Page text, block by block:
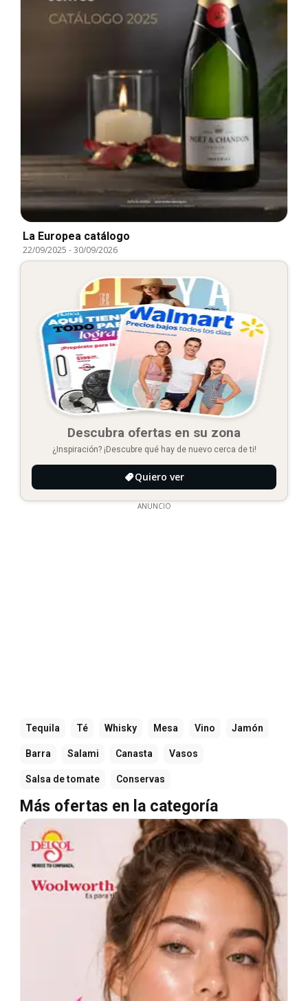
La Europea catálogo
22/09/2025 -30/09/2026
Descubra ofertas en su zona
¿Inspiración? ¡Descubre qué hay de nuevo cerca de ti!
Quiero ver
ANUNCIO
Tequila Té Whisky Mesa Vino Jamón
Barra Salami Canasta Vasos
Salsa de tomate Conservas
Más ofertas en la categoría